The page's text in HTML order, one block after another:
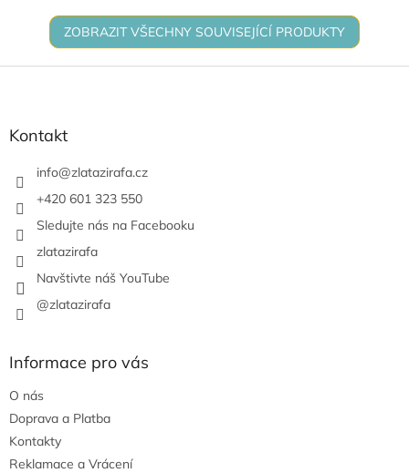
ZOBRAZIT VŠECHNY SOUVISEJÍCÍ PRODUKTY
Z
Kontakt
info@zlatazirafa.cz
+420 601 323 550
Sledujte nás na Facebooku
zlatazirafa
Navštivte náš YouTube
@zlatazirafa
Informace pro vás
O nás
Doprava a Platba
Kontakty
Reklamace a Vrácení